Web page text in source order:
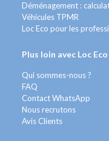
Déménagement :
Véhicules TPMR
Loc Eco pour les
Plus loin avec Loc Eco
Qui sommes-nous ?
FAQ
Contact WhatsApp
Nous recrutons
Avis Clients